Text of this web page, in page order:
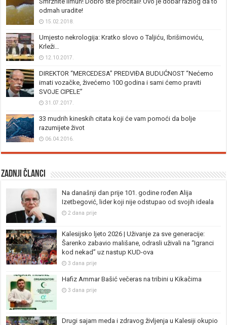
odmah uradite!
15.02.2018.
Umjesto nekrologija: Kratko slovo o Taljiću, Ibrišimoviću,
Krleži…
12.10.2017.
DIREKTOR “MERCEDESA” PREDVIĐA BUDUĆNOST “Nećemo
imati vozačke, živećemo 100 godina i sami ćemo praviti
SVOJE CIPELE”
31.07.2017.
33 mudrih kineskih citata koji će vam pomoći da bolje
razumijete život
06.04.2016.
Zadnji članci
Na današnji dan prije 101. godine rođen Alija
Izetbegović, lider koji nije odstupao od svojih ideala
2 dana prije
Kalesijsko ljeto 2026 | Uživanje za sve generacije:
Šarenko zabavio mališane, odrasli uživali na “Igranci
kod nekad” uz nastup KUD-ova
3 dana prije
Hafiz Ammar Bašić večeras na tribini u Kikačima
3 dana prije
Drugi sajam meda i zdravog življenja u Kalesiji okupio